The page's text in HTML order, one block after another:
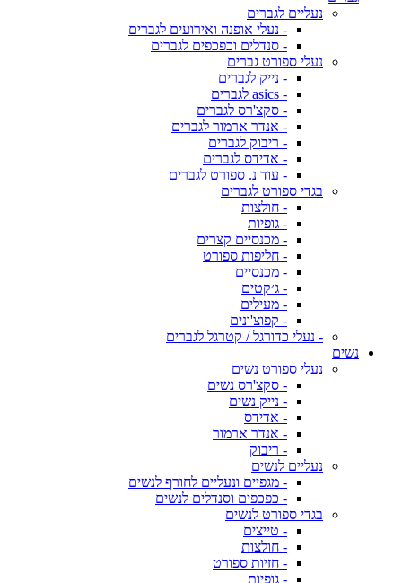
נעליים לגברים
- נעלי אופנה ואירועים לגברים
- סנדלים וכפכפים לגברים
נעלי ספורט גברים
- נייק לגברים
- asics לגברים
- סקצ'רס לגברים
- אנדר ארמור לגברים
- ריבוק לגברים
- אדידס לגברים
- עוד נ. ספורט לגברים
בגדי ספורט לגברים
- חולצות
- גופיות
- מכנסיים קצרים
- חליפות ספורט
- מכנסיים
- ג׳קטים
- מעילים
- קפוצ'ונים
- נעלי כדורגל / קטרגל לגברים
נשים
נעלי ספורט נשים
- סקצ'רס נשים
- נייק נשים
- אדידס
- אנדר ארמור
- ריבוק
נעליים לנשים
- מגפיים ונעליים לחורף לנשים
- כפכפים וסנדלים לנשים
בגדי ספורט לנשים
- טייצים
- חולצות
- חזיות ספורט
- גופיות